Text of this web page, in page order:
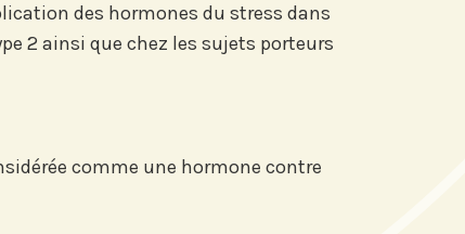
des hormones du stress dans
2 ainsi que chez les sujets porteurs
comme une hormone contre